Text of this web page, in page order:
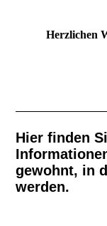
Herzlichen
Hier finden
gewohnt, in
werden.